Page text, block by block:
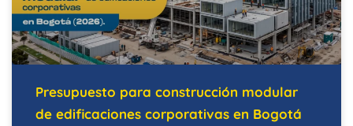
Presupuesto para construcción modular
de edificaciones corporativas en Bogotá